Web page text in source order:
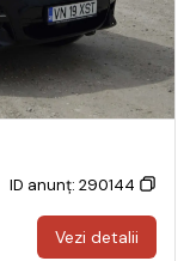
ID anunț: 290144
Vezi detalii